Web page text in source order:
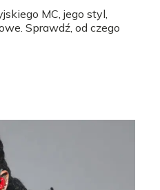
MC, jego styl,
Sprawdź, od czego